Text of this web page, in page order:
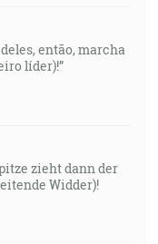
então, marcha
líder)!”
zieht dann der
Widder)!